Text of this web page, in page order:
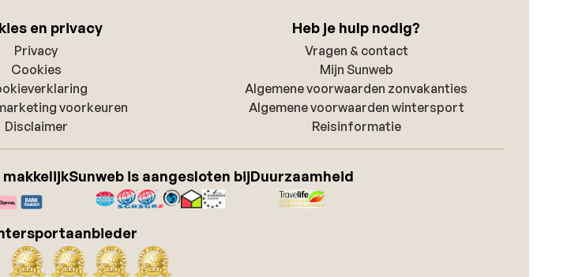
en privacy
Privacy
Cookies
voorkeuren
Disclaimer
Heb je hulp nodig?
Vragen & contact
Mijn Sunweb
Algemene voorwaarden zonvakanties
Algemene voorwaarden wintersport
Reisinformatie
Sunweb is aangesloten bijDuurzaamheid